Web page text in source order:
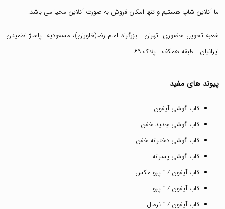
ما آنلاین شاپ هستیم و تنها امکان فروش به صورت آنلاین محیا می باشد.
شعبه تحویل حضوری- تهران - بزرگراه امام رضا(خاوران)، مسعودیه -پاساژ اطمینان
ایرانیان - طبقه همکف - پلاک ۶۹
پیوند های مفید
قاب گوشی آیفون
قاب گوشی جدید خفن
قاب گوشی دخترانه خفن
قاب گوشی پسرانه
قاب آیفون 17 پرو مکس
قاب آیفون 17 پرو
قاب آیفون 17 نرمال